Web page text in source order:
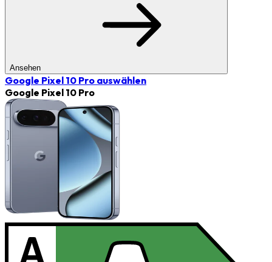
Ansehen
Google Pixel 10 Pro auswählen
Google Pixel 10 Pro